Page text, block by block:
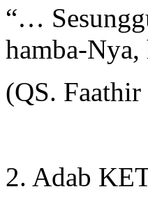
“…
hamba-
(QS.
2. Adab